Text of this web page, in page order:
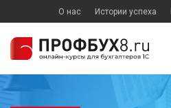
О нас Истории успеха